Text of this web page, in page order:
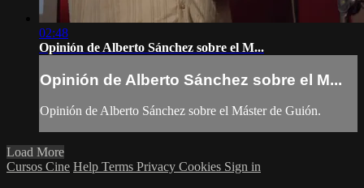
02:48
Opinión de Alberto Sánchez sobre el M...
Opinión de Alberto Sánchez sobre el M...
Opinión de Alberto Sánchez sobre el Máster de Guión.
Load More
Cursos Cine Help Terms Privacy Cookies Sign in